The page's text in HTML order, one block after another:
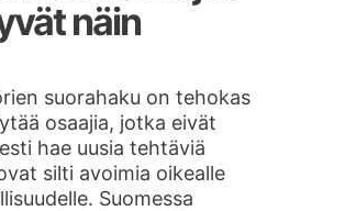
näin
suorahaku on tehokas
osaajia, jotka eivät
hae uusia tehtäviä
silti avoimia oikealle
Suomessa